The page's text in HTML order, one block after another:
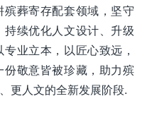
葬寄存配套领域，坚守
续优化人文设计、升级
业立本，以匠心致远，
敬意皆被珍藏，助力殡
更人文的全新发展阶段.